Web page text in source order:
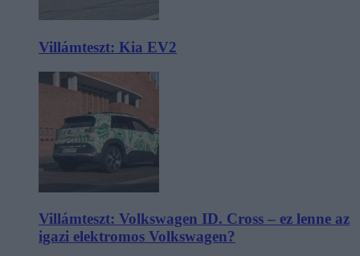
Villámteszt: Kia EV2
Villámteszt: Volkswagen ID. Cross – ez lenne az
igazi elektromos Volkswagen?